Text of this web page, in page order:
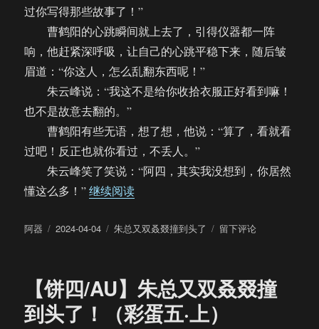
过你写得那些故事了！”
曹鹤阳的心跳瞬间就上去了，引得仪器都一阵
响，他赶紧深呼吸，让自己的心跳平稳下来，随后皱
眉道：“你这人，怎么乱翻东西呢！”
朱云峰说：“我这不是给你收拾衣服正好看到嘛！
也不是故意去翻的。”
曹鹤阳有些无语，想了想，他说：“算了，看就看
过吧！反正也就你看过，不丢人。”
朱云峰笑了笑说：“阿四，其实我没想到，你居然
懂这么多！”继续阅读“【饼四/AU】朱总又双叒叕撞到头
作
阿器
发
2024-04-04
分
朱总又双叒叕撞到头了
于
总
又
留下评论
【饼四/AU】朱总又双叒叕撞
到头了！（彩蛋五·上）